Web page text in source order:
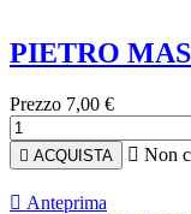
PIETRO
Prezzo 7,00 €
 ACQUISTA  Non
 Anteprima